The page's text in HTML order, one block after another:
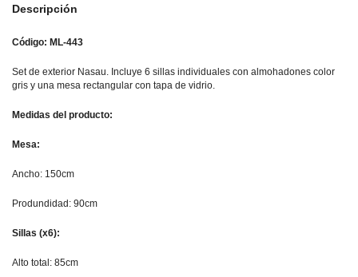
Descripción
Código: ML-443
Set de exterior Nasau. Incluye 6 sillas individuales con almohadones color
gris y una mesa rectangular con tapa de vidrio.
Medidas del producto:
Mesa:
Ancho: 150cm
Produndidad: 90cm
Sillas (x6):
Alto total: 85cm